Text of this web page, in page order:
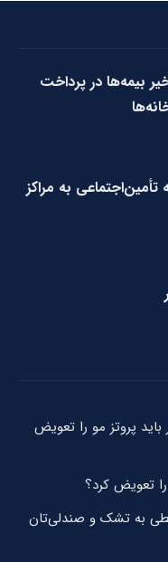
بیمه‌ها در پرداخت
ماهه تأمین‌اجتماعی به مراکز
پروتز مو را تعویض
تعویض کرد؟
به تشک و صندلی‌تان